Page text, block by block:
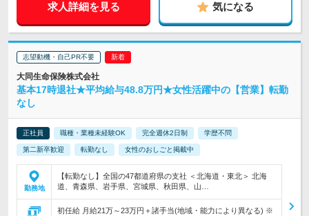
求人詳細を見る 気になる
志望動機・自己PR不要
大同生命保険株式会社
基本17時退社★平均給与48.8万円★女性活躍中の【営業】転勤
なし
正社員 職種・業種未経験OK 完全週休2日制 学歴不問
第二新卒歓迎 転勤なし 女性のおしごと掲載中
勤務地
【転勤なし】全国の47都道府県の支社 ＜北海道・東北＞ 北海
道、青森県、岩手県、宮城県、秋田県、山…
初任給 月給21万～23万円＋諸手当(地域・能力により異なる) ※